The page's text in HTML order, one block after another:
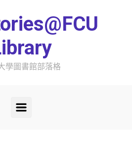
學圖書館部落格